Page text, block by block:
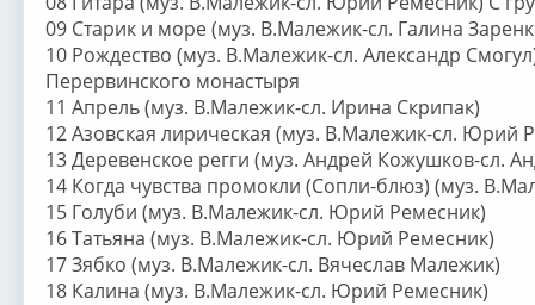
09 Старик и море (муз. В.Малежик-сл. Галина
10 Рождество (муз. В.Малежик-сл. Александр
Перервинского монастыря
11 Апрель (муз. В.Малежик-сл. Ирина Скрипак)
12 Азовская лирическая (муз. В.Малежик-сл. Юрий
13 Деревенское регги (муз. Андрей Кожушков-сл.
14 Когда чувства промокли (Сопли-блюз) (муз.
15 Голуби (муз. В.Малежик-сл. Юрий Ремесник)
16 Татьяна (муз. В.Малежик-сл. Юрий Ремесник)
17 Зябко (муз. В.Малежик-сл. Вячеслав Малежик)
18 Калина (муз. В.Малежик-сл. Юрий Ремесник)